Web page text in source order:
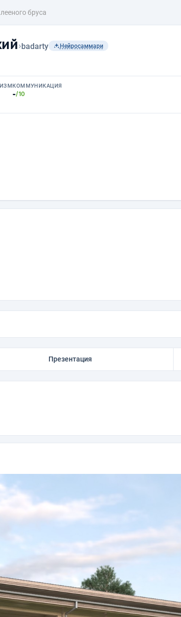
бруса
›badarty Нейросаммари
КОММУНИКАЦИЯ
-/10
Презентация